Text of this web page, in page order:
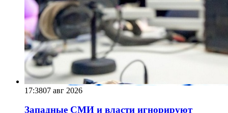
17:3807 авг 2026
Западные СМИ и власти игнорируют